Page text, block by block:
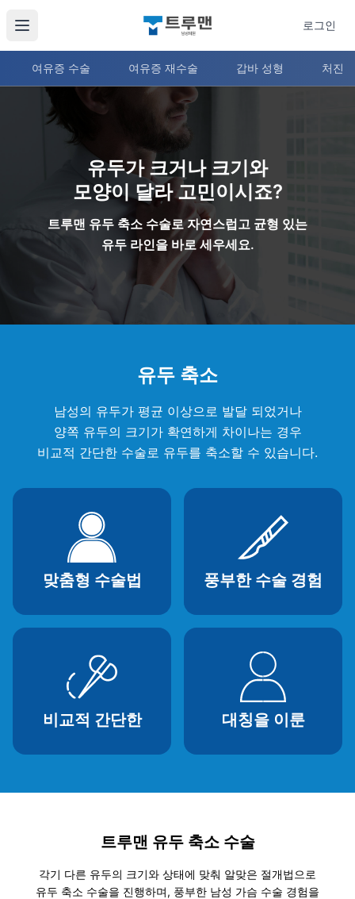
로그인
여유증 수술 여유증 재수술 갑바 성형 처진
[트루맨남성의원] 유두성형, 유두축소, 젖꼭지 성형, 함몰 유두,
남자 유두 축소, 유두성형, 함몰 유두 교정, 유륜 축소 수술, 남
유두가 크거나 크기와
모양이 달라 고민이시죠?
트루맨 유두 축소 수술로 자연스럽고 균형 있는
유두 라인을 바로 세우세요.
유두 축소
남성의 유두가 평균 이상으로 발달 되었거나
양쪽 유두의 크기가 확연하게 차이나는 경우
비교적 간단한 수술로 유두를 축소할 수 있습니다.
맞춤형 수술법 풍부한 수술 경험
비교적 간단한 대칭을 이룬
트루맨 유두 축소 수술
각기 다른 유두의 크기와 상태에 맞춰 알맞은 절개법으로
유두 축소 수술을 진행하며, 풍부한 남성 가슴 수술 경험을